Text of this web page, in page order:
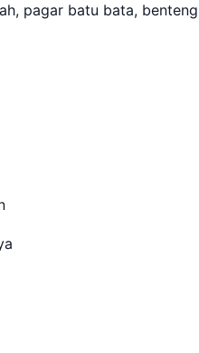
pagar batu bata, benteng